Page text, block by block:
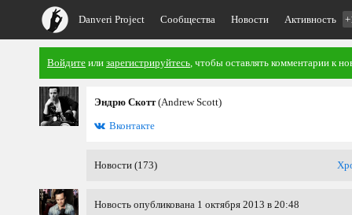
Danveri Project Сообщества Новости Активность
Войдите или зарегистрируйтесь, чтобы оставлять комментарии к
Эндрю Скотт(Andrew Scott)
Вконтакте
Новости (173)
Новость опубликована 1 октября 2013 в 20:48